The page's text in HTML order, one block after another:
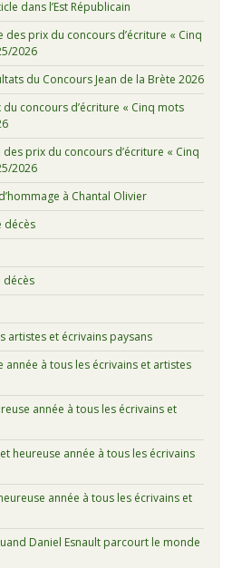
dans l’Est Républicain
des prix du concours d’écriture « Cinq
2026
du Concours Jean de la Brète 2026
du concours d’écriture « Cinq mots
des prix du concours d’écriture « Cinq
2026
à Chantal Olivier
décès
décès
artistes et écrivains paysans
année à tous les écrivains et artistes
année à tous les écrivains et
heureuse année à tous les écrivains
année à tous les écrivains et
Daniel Esnault parcourt le monde